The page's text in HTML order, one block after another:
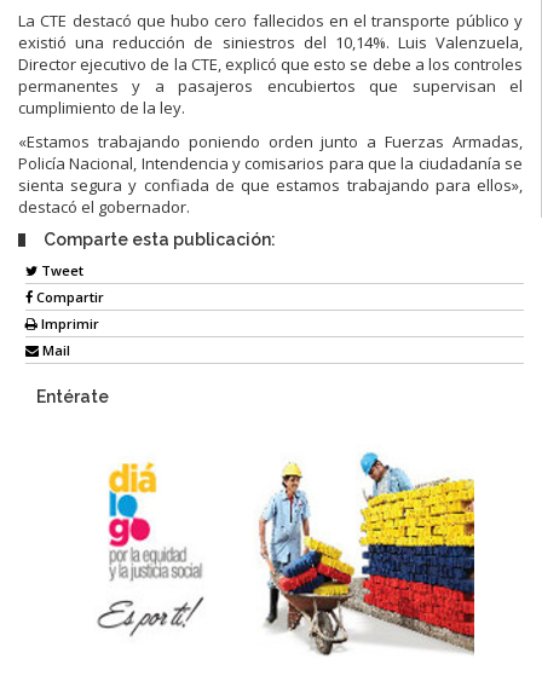
La CTE destacó que hubo cero fallecidos en el transporte público y
existió una reducción de siniestros del 10,14%. Luis Valenzuela,
Director ejecutivo de la CTE, explicó que esto se debe a los controles
permanentes y a pasajeros encubiertos que supervisan el
cumplimiento de la ley.
«Estamos trabajando poniendo orden junto a Fuerzas Armadas,
Policía Nacional, Intendencia y comisarios para que la ciudadanía se
sienta segura y confiada de que estamos trabajando para ellos»,
destacó el gobernador.
Comparte esta publicación:
Tweet
Compartir
Imprimir
Mail
Entérate